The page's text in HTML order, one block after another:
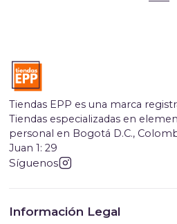
Tiendas EPP es una marca
Tiendas especializadas en
personal en Bogotá D.C.,
Juan 1: 29
Síguenos
Información Legal